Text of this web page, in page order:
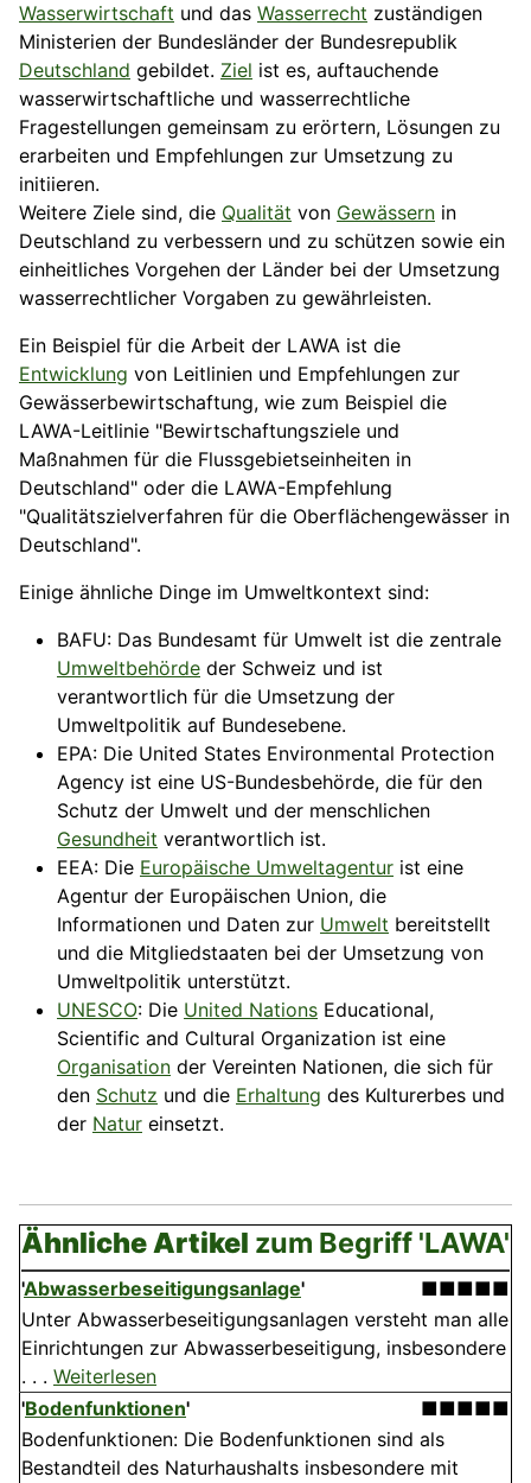
Wasserwirtschaft und das Wasserrecht zuständigen
Ministerien der Bundesländer der Bundesrepublik
Deutschland gebildet. Ziel ist es, auftauchende
wasserwirtschaftliche und wasserrechtliche
Fragestellungen gemeinsam zu erörtern, Lösungen zu
erarbeiten und Empfehlungen zur Umsetzung zu
initiieren.
Weitere Ziele sind, die Qualität von Gewässern in
Deutschland zu verbessern und zu schützen sowie ein
einheitliches Vorgehen der Länder bei der Umsetzung
wasserrechtlicher Vorgaben zu gewährleisten.
Ein Beispiel für die Arbeit der LAWA ist die
Entwicklung von Leitlinien und Empfehlungen zur
Gewässerbewirtschaftung, wie zum Beispiel die
LAWA-Leitlinie "Bewirtschaftungsziele und
Maßnahmen für die Flussgebietseinheiten in
Deutschland" oder die LAWA-Empfehlung
"Qualitätszielverfahren für die Oberflächengewässer in
Deutschland".
Einige ähnliche Dinge im Umweltkontext sind:
BAFU: Das Bundesamt für Umwelt ist die zentrale
Umweltbehörde der Schweiz und ist
verantwortlich für die Umsetzung der
Umweltpolitik auf Bundesebene.
EPA: Die United States Environmental Protection
Agency ist eine US-Bundesbehörde, die für den
Schutz der Umwelt und der menschlichen
Gesundheit verantwortlich ist.
EEA: Die Europäische Umweltagentur ist eine
Agentur der Europäischen Union, die
Informationen und Daten zur Umwelt bereitstellt
und die Mitgliedstaaten bei der Umsetzung von
Umweltpolitik unterstützt.
UNESCO: Die United Nations Educational,
Scientific and Cultural Organization ist eine
Organisation der Vereinten Nationen, die sich für
den Schutz und die Erhaltung des Kulturerbes und
der Natur einsetzt.
Ähnliche Artikel zum Begriff 'LAWA'
'Abwasserbeseitigungsanlage'
■■■■■
Unter Abwasserbeseitigungsanlagen versteht man alle
Einrichtungen zur Abwasserbeseitigung, insbesondere
. . . Weiterlesen
'Bodenfunktionen'
■■■■■
Bodenfunktionen: Die Boden­funktionen sind als
Bestandteil des Naturhaushalts insbesondere mit